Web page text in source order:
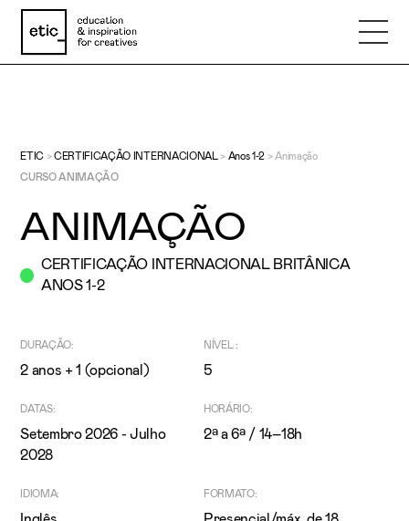
Email
Mensagem
ETIC>CERTIFICAÇÃO INTERNACIONAL > Anos 1-2 >Animação
CURSO ANIMAÇÃO
ANIMAÇÃO
CERTIFICAÇÃO INTERNACIONAL BRITÂNICA
ANOS 1-2
DURAÇÃO:
2 anos + 1 (opcional)
NÍVEL :
5
DATAS:
Setembro 2026 - Julho
2028
HORÁRIO:
2ª a 6ª / 14–18h
IDIOMA: FORMATO: